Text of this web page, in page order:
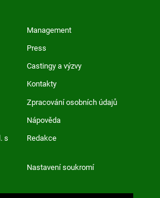
Management
Press
Castingy a výzvy
Kontakty
Zpracování osobních údajů
Nápověda
s
Redakce
Nastavení soukromí